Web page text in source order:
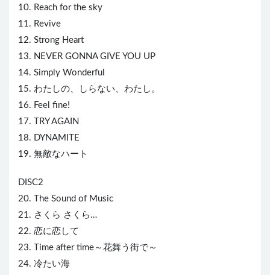
10. Reach for the sky
11. Revive
12. Strong Heart
13. NEVER GONNA G IVE YOU UP
14. Simply Wonderful
15. わたしの、しらない、わたし。
16. Feel fine!
17. TRY AGAI N
18. DYNAMITE
19. 無敵なハート
DISC2
20. The Sound of Music
21. さくら さくら…
22. 恋に恋して
23. Time after time～花舞う街で～
24. 冷たい海